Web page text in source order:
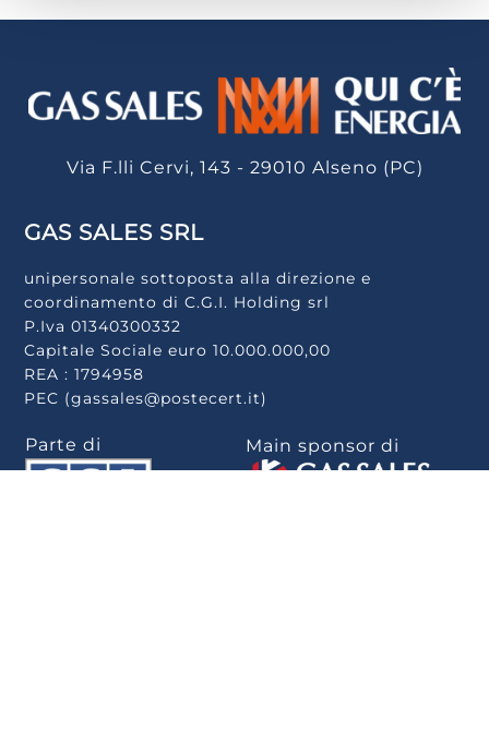
Via F.lli Cervi, 143 - 29010 Alseno (PC)
GAS SALES SRL
unipersonale sottoposta alla direzione e
coordinamento di C.G.I. Holding srl
P.Iva 01340300332
Capitale Sociale euro 10.000.000,00
REA : 1794958
PEC (gassales@postecert.it)
Parte di Main sponsor di